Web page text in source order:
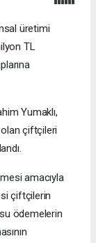
üretimi
TL
Yumaklı,
olan çiftçileri
amacıyla
çiftçilerin
ödemelerin